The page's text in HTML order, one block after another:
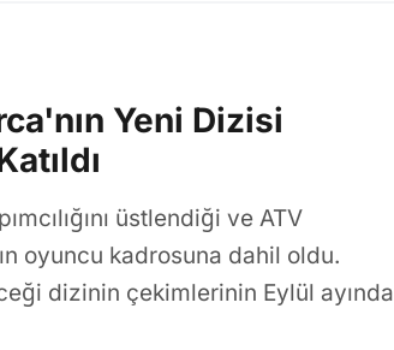
Yeni Dizisi
üstlendiği ve ATV
oyuncu kadrosuna dahil oldu.
dizinin çekimlerinin Eylül ayında